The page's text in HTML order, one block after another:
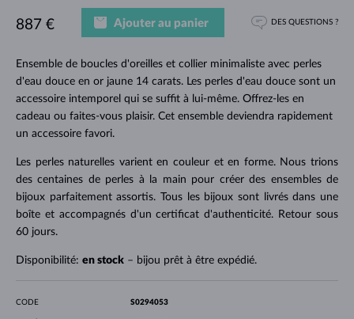
Ensemble de boucles d'oreilles et collier minimaliste avec perles
d'eau douce en or jaune 14 carats. Les perles d'eau douce sont un
accessoire intemporel qui se suffit à lui-même. Offrez-les en
cadeau ou faites-vous plaisir. Cet ensemble deviendra rapidement
un accessoire favori.
Les perles naturelles varient en couleur et en forme. Nous trions
des centaines de perles à la main pour créer des ensembles de
bijoux parfaitement assortis. Tous les bijoux sont livrés dans une
boîte et accompagnés d'un certificat d'authenticité. Retour sous
60 jours.
Disponibilité: en stock– bijou prêt à être expédié.
887 € Ajouter au panier DES QUESTIONS ?
CODE S0294053